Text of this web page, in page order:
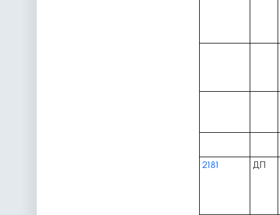
2181 ДП